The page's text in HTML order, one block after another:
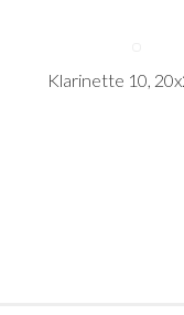
Klarinette 10,